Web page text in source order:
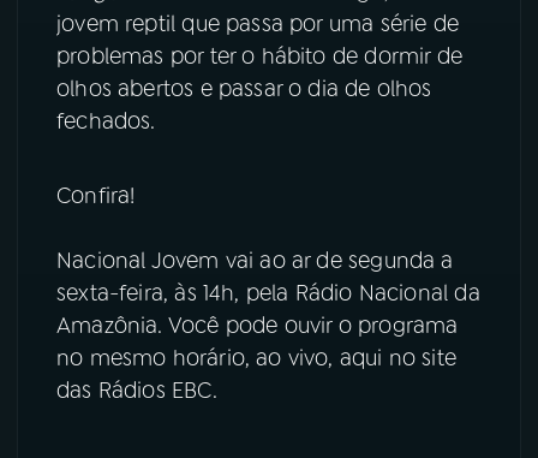
06VIDEOCASTS
07ÚLTIMAS
08FESTIVAL DE MÚSICA
ACOMPANHE A RÁDIO NACIONAL
YouTube Facebook
Instagram
jovem reptil que passa por uma série de
problemas por ter o hábito de dormir de
olhos abertos e passar o dia de olhos
fechados.
Confira!
Nacional Jovem vai ao ar de segunda a
sexta-feira, às 14h, pela Rádio Nacional da
Amazônia. Você pode ouvir o programa
no mesmo horário, ao vivo, aqui no site
das Rádios EBC.